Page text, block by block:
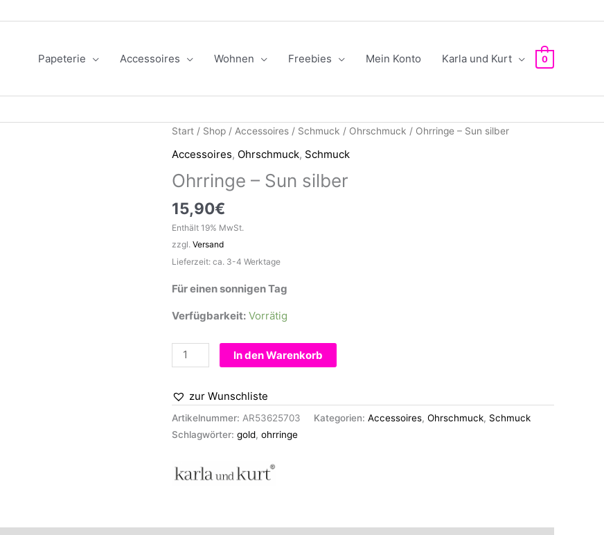
Papeterie
Accessoires Wohnen Freebies Mein Konto Karla und Kurt 0
Start / Shop / Accessoires / Schmuck / Ohrschmuck / Ohrringe – Sun silber
Accessoires, Ohrschmuck, Schmuck
Ohrringe – Sun silber
15,90€
Enthält 19% MwSt.
zzgl. Versand
Lieferzeit: ca. 3-4 Werktage
Für einen sonnigen Tag
Verfügbarkeit: Vorrätig
Ohrringe
-
silber
Menge
In den Warenkorb
zur Wunschliste
Artikelnummer: AR53625703 Kategorien: Accessoires, Ohrschmuck, Schmuck
Schlagwörter: gold, ohrringe